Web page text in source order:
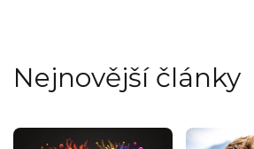
Nejnovější články